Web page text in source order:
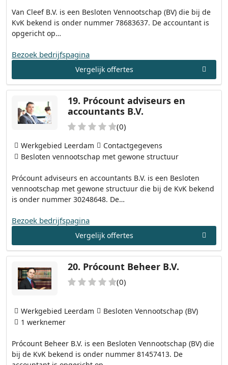
Van Cleef B.V. is een Besloten Vennootschap (BV) die bij de
KvK bekend is onder nummer 78683637. De accountant is
opgericht op…
Bezoek bedrijfspagina
Vergelijk offertes
19. Prócount adviseurs en
accountants B.V.
(0)
Prócount adviseurs en accountants B.V. is een Besloten
vennootschap met gewone structuur die bij de KvK bekend
is onder nummer 30248648. De…
Werkgebied Leerdam
Contactgegevens
Besloten vennootschap met gewone structuur
Bezoek bedrijfspagina
Vergelijk offertes
20. Prócount Beheer B.V.
(0)
Prócount Beheer B.V. is een Besloten Vennootschap (BV) die
bij de KvK bekend is onder nummer 81457413. De
Werkgebied Leerdam
Besloten Vennootschap (BV)
1 werknemer